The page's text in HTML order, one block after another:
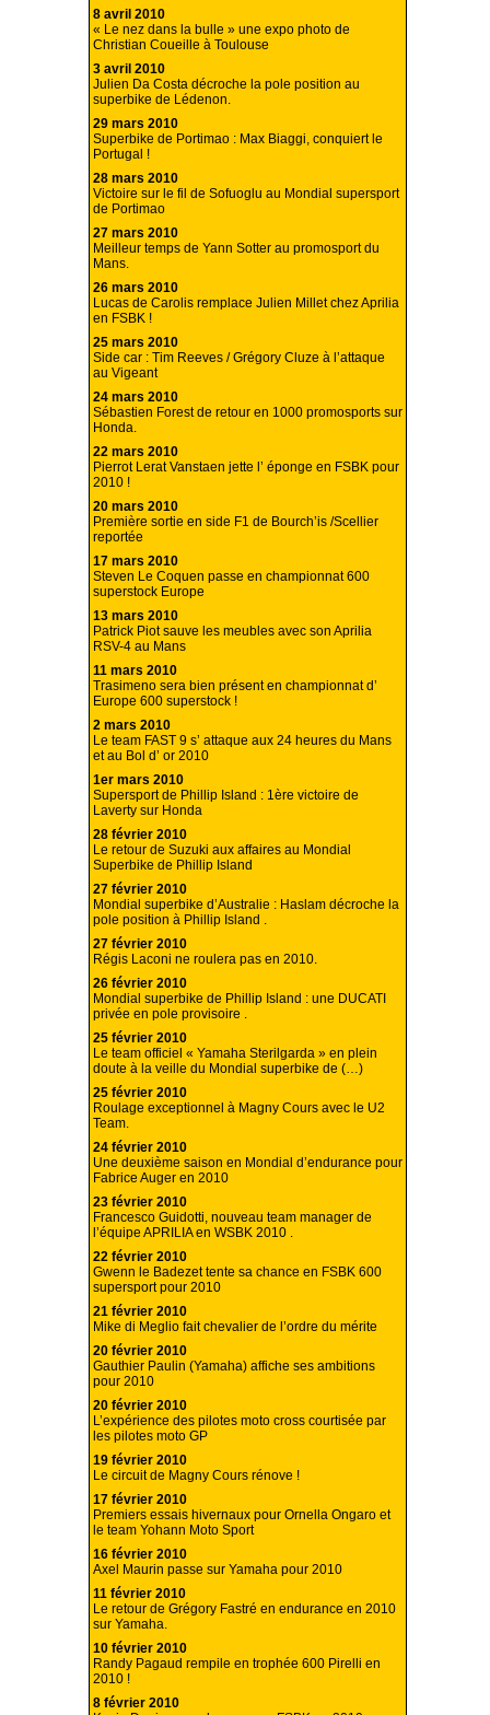
8 avril 2010
« Le nez dans la bulle » une expo photo de
Christian Coueille à Toulouse
3 avril 2010
Julien Da Costa décroche la pole position au
superbike de Lédenon.
29 mars 2010
Superbike de Portimao : Max Biaggi, conquiert le
Portugal !
28 mars 2010
Victoire sur le fil de Sofuoglu au Mondial supersport
de Portimao
27 mars 2010
Meilleur temps de Yann Sotter au promosport du
Mans.
26 mars 2010
Lucas de Carolis remplace Julien Millet chez Aprilia
en FSBK !
25 mars 2010
Side car : Tim Reeves / Grégory Cluze à l’attaque
au Vigeant
24 mars 2010
Sébastien Forest de retour en 1000 promosports sur
Honda.
22 mars 2010
Pierrot Lerat Vanstaen jette l’ éponge en FSBK pour
2010 !
20 mars 2010
Première sortie en side F1 de Bourch’is /Scellier
reportée
17 mars 2010
Steven Le Coquen passe en championnat 600
superstock Europe
13 mars 2010
Patrick Piot sauve les meubles avec son Aprilia
RSV-4 au Mans
11 mars 2010
Trasimeno sera bien présent en championnat d’
Europe 600 superstock !
2 mars 2010
Le team FAST 9 s’ attaque aux 24 heures du Mans
et au Bol d’ or 2010
1er mars 2010
Supersport de Phillip Island : 1ère victoire de
Laverty sur Honda
28 février 2010
Le retour de Suzuki aux affaires au Mondial
Superbike de Phillip Island
27 février 2010
Mondial superbike d’Australie : Haslam décroche la
pole position à Phillip Island .
27 février 2010
Régis Laconi ne roulera pas en 2010.
26 février 2010
Mondial superbike de Phillip Island : une DUCATI
privée en pole provisoire .
25 février 2010
Le team officiel « Yamaha Sterilgarda » en plein
doute à la veille du Mondial superbike de (…)
25 février 2010
Roulage exceptionnel à Magny Cours avec le U2
Team.
24 février 2010
Une deuxième saison en Mondial d’endurance pour
Fabrice Auger en 2010
23 février 2010
Francesco Guidotti, nouveau team manager de
l’équipe APRILIA en WSBK 2010 .
22 février 2010
Gwenn le Badezet tente sa chance en FSBK 600
supersport pour 2010
21 février 2010
Mike di Meglio fait chevalier de l’ordre du mérite
20 février 2010
Gauthier Paulin (Yamaha) affiche ses ambitions
pour 2010
20 février 2010
L’expérience des pilotes moto cross courtisée par
les pilotes moto GP
19 février 2010
Le circuit de Magny Cours rénove !
17 février 2010
Premiers essais hivernaux pour Ornella Ongaro et
le team Yohann Moto Sport
16 février 2010
Axel Maurin passe sur Yamaha pour 2010
11 février 2010
Le retour de Grégory Fastré en endurance en 2010
sur Yamaha.
10 février 2010
Randy Pagaud rempile en trophée 600 Pirelli en
2010 !
8 février 2010